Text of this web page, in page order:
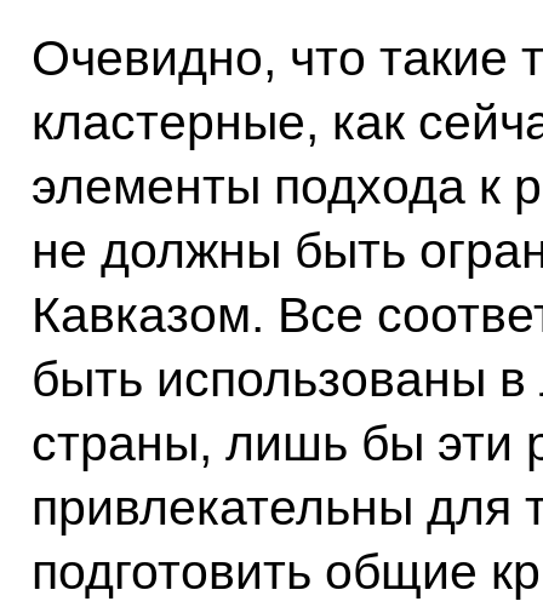
Очевидно, что такие
кластерные, как
элементы подхода к
не должны быть
Кавказом. Все
быть использованы
страны, лишь бы эти
привлекательны для
подготовить общие